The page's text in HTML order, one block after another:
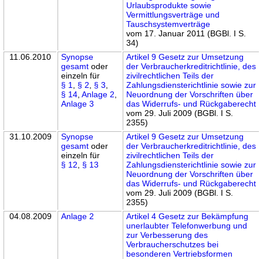
Urlaubsprodukte sowie
Vermittlungsverträge und
Tauschsystemverträge
vom 17. Januar 2011 (BGBl. I S.
34)
11.06.2010
Synopse
gesamt oder
einzeln für
§ 1
§ 2 § 3
§ 14 ,Anlage 2
Anlage 3
Artikel 9 Gesetz zur Umsetzung
der Verbraucherkreditrichtlinie, des
zivilrechtlichen Teils der
Zahlungsdiensterichtlinie sowie zur
Neuordnung der Vorschriften über
das Widerrufs- und Rückgaberecht
vom 29. Juli 2009 (BGBl. I S.
2355)
31.10.2009
Synopse
gesamt oder
einzeln für
§ 12
§ 13
Artikel 9 Gesetz zur Umsetzung
der Verbraucherkreditrichtlinie, des
zivilrechtlichen Teils der
Zahlungsdiensterichtlinie sowie zur
Neuordnung der Vorschriften über
das Widerrufs- und Rückgaberecht
vom 29. Juli 2009 (BGBl. I S.
2355)
04.08.2009
Anlage 2
Artikel 4 Gesetz zur Bekämpfung
unerlaubter Telefonwerbung und
zur Verbesserung des
Verbraucherschutzes bei
besonderen Vertriebsformen